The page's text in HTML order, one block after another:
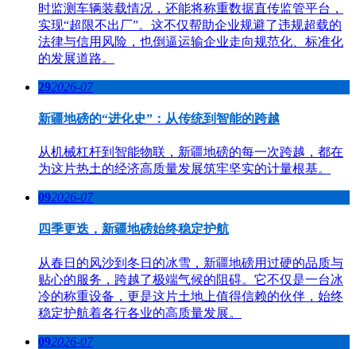
时监测车辆装载情况，还能将称重数据直传监管平台，
实现“超限不出厂”。这不仅帮助企业规避了违规超载的
法律与信用风险，也倒逼运输企业走向规范化、标准化
的发展道路。
292026-07
新疆地磅的“进化史”：从传统到智能的跨越
从机械杠杆到智能物联，新疆地磅的每一次跨越，都在
为这片热土的经济高质量发展筑牢坚实的计量根基。
092026-07
四季更迭，新疆地磅始终稳定护航
从春日的风沙到冬日的冰雪，新疆地磅用过硬的品质与
贴心的服务，跨越了极端气候的阻碍。它不仅是一台冰
冷的称重设备，更是这片土地上值得信赖的伙伴，始终
稳定护航着各行各业的高质量发展。
092026-07